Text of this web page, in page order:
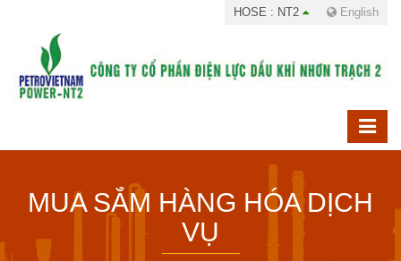
HOSE : NT2 English
MUA SẮM HÀNG HÓA DỊCH
VỤ